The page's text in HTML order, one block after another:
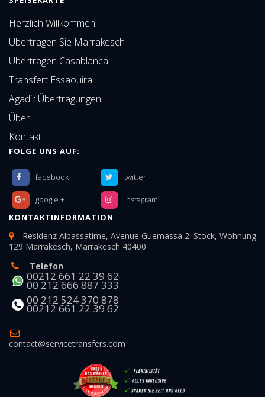
Herzlich Willkommen
Übertragen Sie Marrakesch
Übertragen Casablanca
Transfert Essaouira
Agadir Übertragungen
Über
Kontakt
FOLGE UNS AUF:
facebook twitter
google +
Instagram
KONTAKTINFORMATION
Residenz Albassatime, Avenue Guemassa 2. Stock, Wohnung
129 Marrakesch, Marrakesch 40400
Telefon
00212 661 22 39 62
00 212 666 887 333
00 212 524 370 878
00212 661 22 39 62
contact@servicetransfers.com